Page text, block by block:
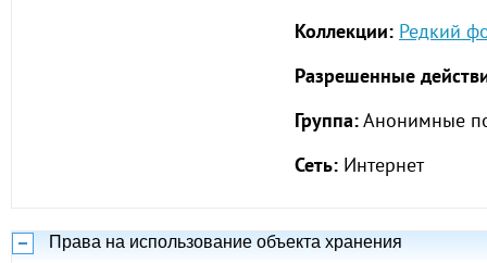
Коллекции: Редкий
Разрешенные
Группа:Анонимные
Сеть: Интернет
Права на использование объекта хранения